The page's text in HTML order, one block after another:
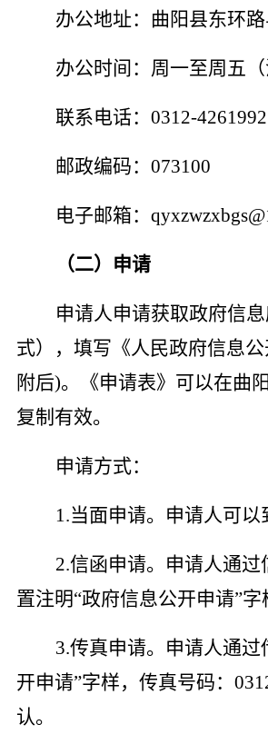
办公地址：曲阳县东环
办公时间：周一至周五（
联系电话： 0312-4261992
邮政编码： 073100
电子邮箱：
（二）申请
申请人申请获取政府信
式），填写《人民政府信息公
附后)。《申请表》可以在曲
复制有效。
申请方式：
1.当面申请。申请人可以
2.信函申请。申请人通
置注明“政府信息公开申请”字
3.传真申请。申请人通
开申请”字样，传真号码：
认。